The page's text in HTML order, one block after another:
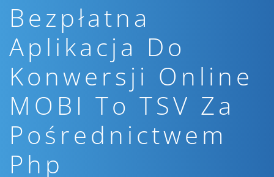
Bezpłatna
Aplikacja Do
Konwersji Online
MOBI To TSV Za
Pośrednictwem
Php